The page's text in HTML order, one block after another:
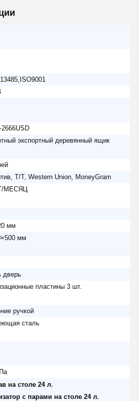
2666USD
экспортный деревянный ящик
T/T, Western Union, MoneyGram
МЕСЯЦ
мм
мм
дверь
пластины 3 шт.
ручкой
сталь
на столе 24 л
с парами на столе 24 л